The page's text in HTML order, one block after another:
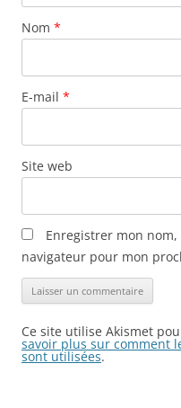
Nom *
E-mail *
Site web
Enregistrer mon
navigateur pour mon
Ce site utilise Akismet
savoir plus sur comment
sont utilisées.